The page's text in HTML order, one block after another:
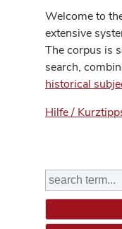
Welcome to
extensive
The corpus is
search,
historical
Hilfe /